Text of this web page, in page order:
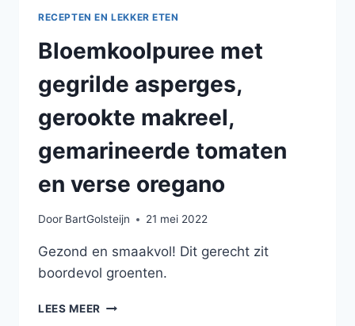
RECEPTEN EN LEKKER ETEN
Bloemkoolpuree met
gegrilde asperges,
gerookte makreel,
gemarineerde tomaten
en verse oregano
Door BartGolsteijn 21 mei 2022
Gezond en smaakvol! Dit gerecht zit
boordevol groenten.
LEES MEER BLOEMKOOLPUREE